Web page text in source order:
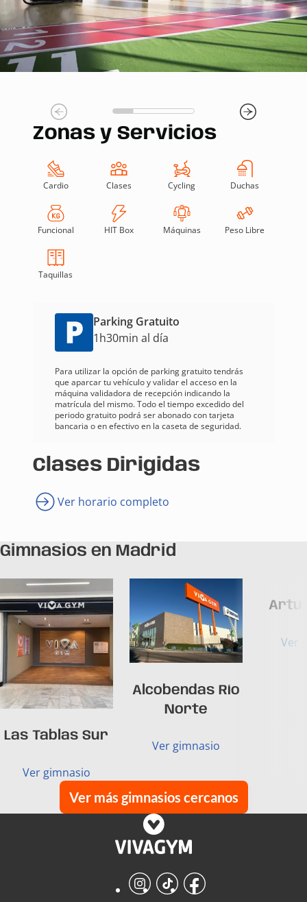
Zonas y Servicios
Cardio Clases Cycling Duchas
Funcional HIT Box Máquinas Peso Libre
Taquillas
Parking Gratuito
1h30min al día
Para utilizar la opción de parking gratuito tendrás
que aparcar tu vehículo y validar el acceso en la
máquina validadora de recepción indicando la
matrícula del mismo. Todo el tiempo excedido del
periodo gratuito podrá ser abonado con tarjeta
bancaria o en efectivo en la caseta de seguridad.
Clases Dirigidas
Ver horario completo
Gimnasios en Madrid
Las Tablas Sur
Ver gimnasio
Alcobendas Río
Norte
Ver gimnasio
Ver
Ver más gimnasios cercanos
Instagram
TikTokFacebook